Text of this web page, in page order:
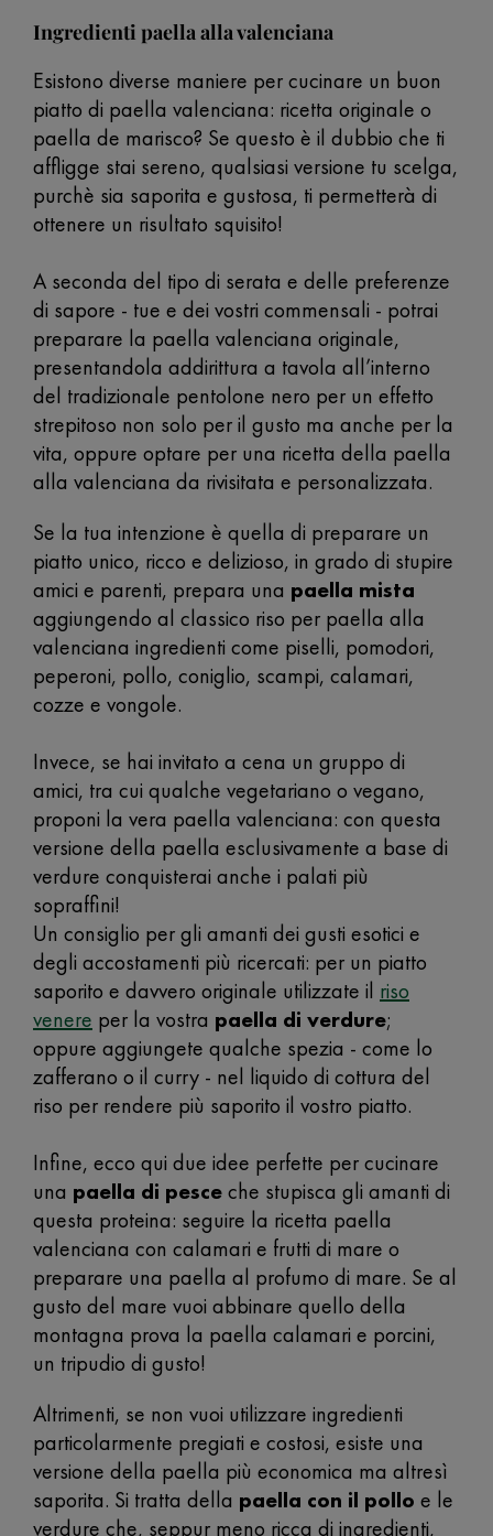
Ingredienti paella alla valenciana
Esistono diverse maniere per cucinare un buon
piatto di paella valenciana: ricetta originale o
paella de marisco? Se questo è il dubbio che ti
affligge stai sereno, qualsiasi versione tu scelga,
purchè sia saporita e gustosa, ti permetterà di
ottenere un risultato squisito!
A seconda del tipo di serata e delle preferenze
di sapore - tue e dei vostri commensali - potrai
preparare la paella valenciana originale,
presentandola addirittura a tavola all’interno
del tradizionale pentolone nero per un effetto
strepitoso non solo per il gusto ma anche per la
vita, oppure optare per una ricetta della paella
alla valenciana da rivisitata e personalizzata.
Se la tua intenzione è quella di preparare un
piatto unico, ricco e delizioso, in grado di stupire
amici e parenti, prepara una paella mista
aggiungendo al classico riso per paella alla
valenciana ingredienti come piselli, pomodori,
peperoni, pollo, coniglio, scampi, calamari,
cozze e vongole.
Invece, se hai invitato a cena un gruppo di
amici, tra cui qualche vegetariano o vegano,
proponi la vera paella valenciana: con questa
versione della paella esclusivamente a base di
verdure conquisterai anche i palati più
sopraffini!
Un consiglio per gli amanti dei gusti esotici e
degli accostamenti più ricercati: per un piatto
saporito e davvero originale utilizzate il riso
venere per la vostra paella di verdure;
oppure aggiungete qualche spezia - come lo
zafferano o il curry - nel liquido di cottura del
riso per rendere più saporito il vostro piatto.
Infine, ecco qui due idee perfette per cucinare
una paella di pesceche stupisca gli amanti di
questa proteina: seguire la ricetta paella
valenciana con calamari e frutti di mare o
preparare una paella al profumo di mare. Se al
gusto del mare vuoi abbinare quello della
montagna prova la paella calamari e porcini,
un tripudio di gusto!
Altrimenti, se non vuoi utilizzare ingredienti
particolarmente pregiati e costosi, esiste una
versione della paella più economica ma altresì
saporita. Si tratta della paella con il pollo e le
verdure che, seppur meno ricca di ingredienti,